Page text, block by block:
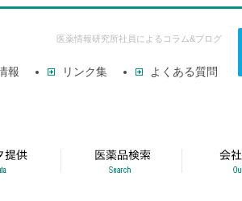
医薬情報研究所社員によるコラム&ブログ
報 リンク集 よくある質問